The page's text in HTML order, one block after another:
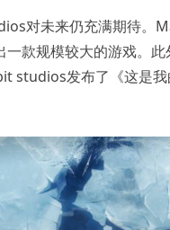
对未来仍充满期待。
款规模较大的游戏。
studios发布了《这是